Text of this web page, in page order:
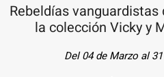
Rebeldías vanguardistas
la colección Vicky y
Del 04 de Marzo al